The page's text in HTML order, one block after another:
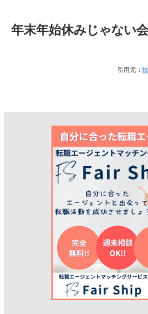
年末年始休みじゃない
引用元：